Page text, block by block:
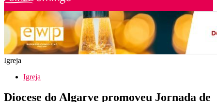
Igreja
Igreja
Diocese do Algarve promoveu Jornada de